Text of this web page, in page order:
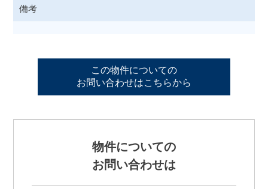
備考
この物件についての
お問い合わせはこちらから
物件についての
お問い合わせは